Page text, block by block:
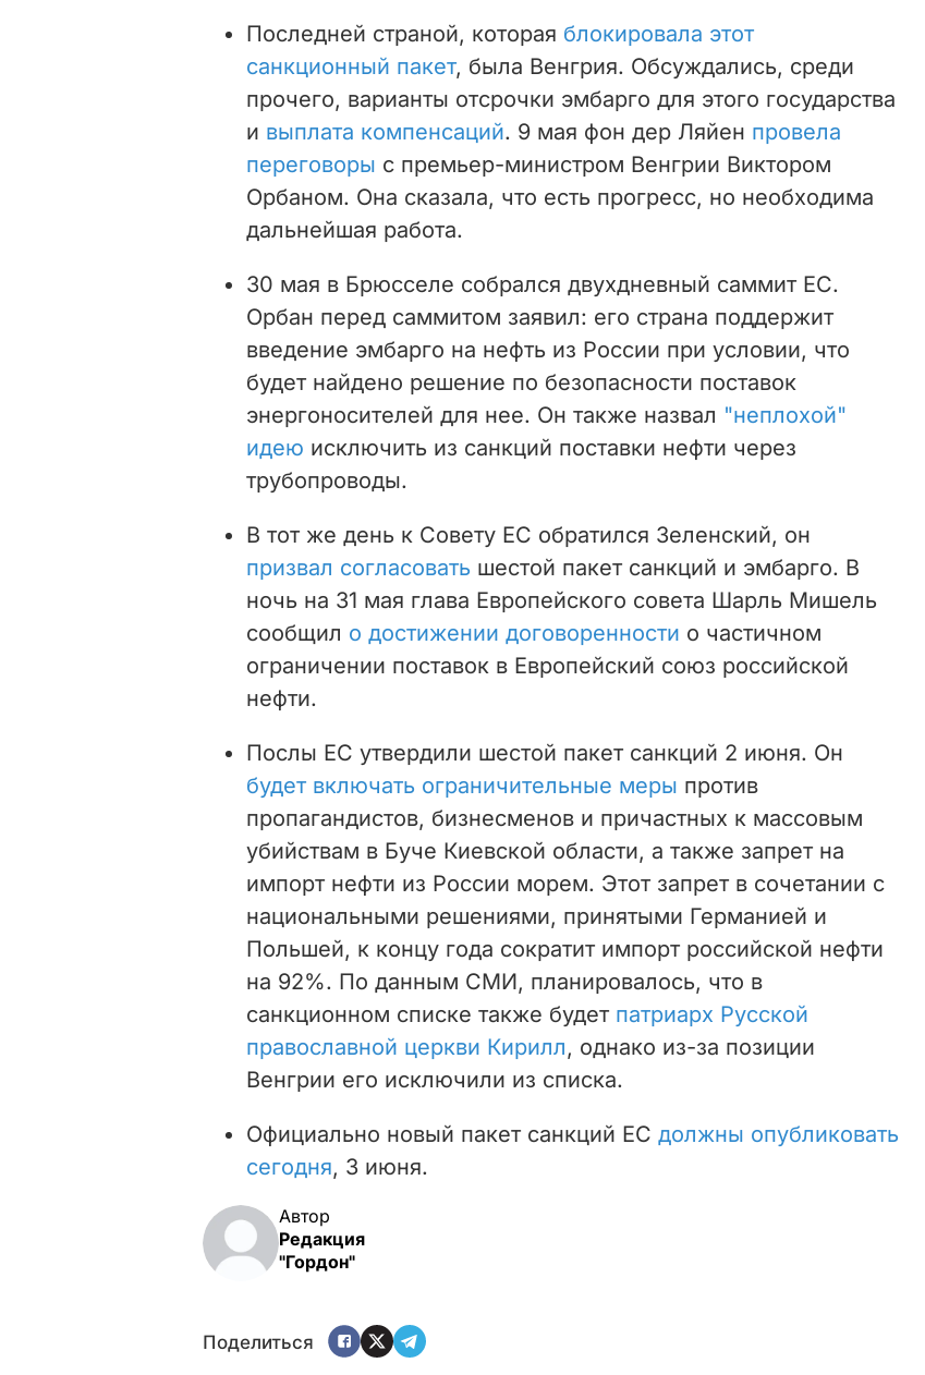
Последней страной, которая блокировала этот
санкционный пакет, была Венгрия. Обсуждались, среди
прочего, варианты отсрочки эмбарго для этого государства
и выплата компенсаций. 9 мая фон дер Ляйен провела
переговоры с премьер-министром Венгрии Виктором
Орбаном. Она сказала, что есть прогресс, но необходима
дальнейшая работа.
30 мая в Брюсселе собрался двухдневный саммит ЕС.
Орбан перед саммитом заявил: его страна поддержит
введение эмбарго на нефть из России при условии, что
будет найдено решение по безопасности поставок
энергоносителей для нее. Он также назвал "неплохой"
идею исключить из санкций поставки нефти через
трубопроводы.
В тот же день к Совету ЕС обратился Зеленский, он
призвал согласовать шестой пакет санкций и эмбарго. В
ночь на 31 мая глава Европейского совета Шарль Мишель
сообщил о достижении договоренности о частичном
ограничении поставок в Европейский союз российской
нефти.
Послы ЕС утвердили шестой пакет санкций 2 июня. Он
будет включать ограничительные меры против
пропагандистов, бизнесменов и причастных к массовым
убийствам в Буче Киевской области, а также запрет на
импорт нефти из России морем. Этот запрет в сочетании с
национальными решениями, принятыми Германией и
Польшей, к концу года сократит импорт российской нефти
на 92%. По данным СМИ, планировалось, что в
санкционном списке также будет патриарх Русской
православной церкви Кирилл, однако из-за позиции
Венгрии его исключили из списка.
Официально новый пакет санкций ЕС должны опубликовать
сегодня, 3 июня.
Автор
Редакция
"Гордон"
Поделиться